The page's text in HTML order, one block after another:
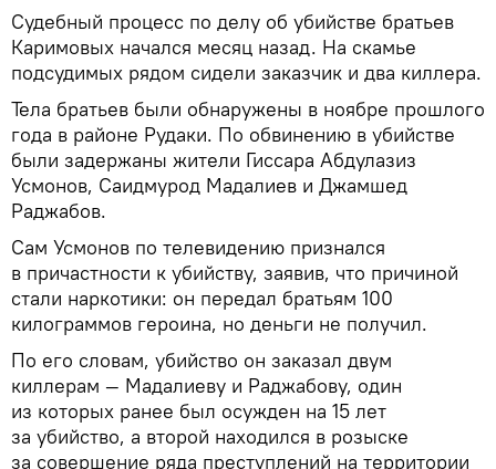
Судебный процесс по делу об убийстве братьев
Каримовых начался месяц назад. На скамье
подсудимых рядом сидели заказчик и два киллера.
Тела братьев были обнаружены в ноябре прошлого
года в районе Рудаки. По обвинению в убийстве
были задержаны жители Гиссара Абдулазиз
Усмонов, Саидмурод Мадалиев и Джамшед
Раджабов.
Сам Усмонов по телевидению признался
в причастности к убийству, заявив, что причиной
стали наркотики: он передал братьям 100
килограммов героина, но деньги не получил.
По его словам, убийство он заказал двум
киллерам — Мадалиеву и Раджабову, один
из которых ранее был осужден на 15 лет
за убийство, а второй находился в розыске
за совершение ряда преступлений на территории